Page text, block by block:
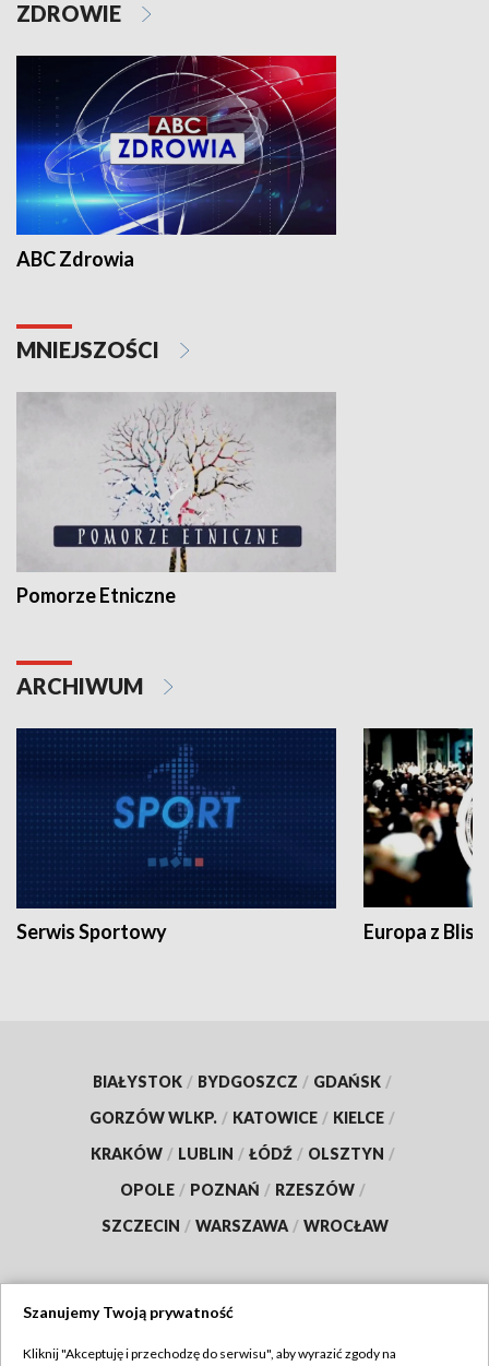
ZDROWIE
ABC Zdrowia
MNIEJSZOŚCI
Pomorze Etniczne
ARCHIWUM
Serwis Sportowy Europa z
BIAŁYSTOK / BYDGOSZCZ / GDAŃSK /
GORZÓW WLKP. / KATOWICE / KIELCE /
KRAKÓW / LUBLIN / ŁÓDŹ / OLSZTYN /
OPOLE / POZNAŃ / RZESZÓW /
SZCZECIN / WARSZAWA / WROCŁAW
Szanujemy Twoją prywatność
Kliknij "Akceptuję i przechodzę do serwisu", aby wyrazić zgody na